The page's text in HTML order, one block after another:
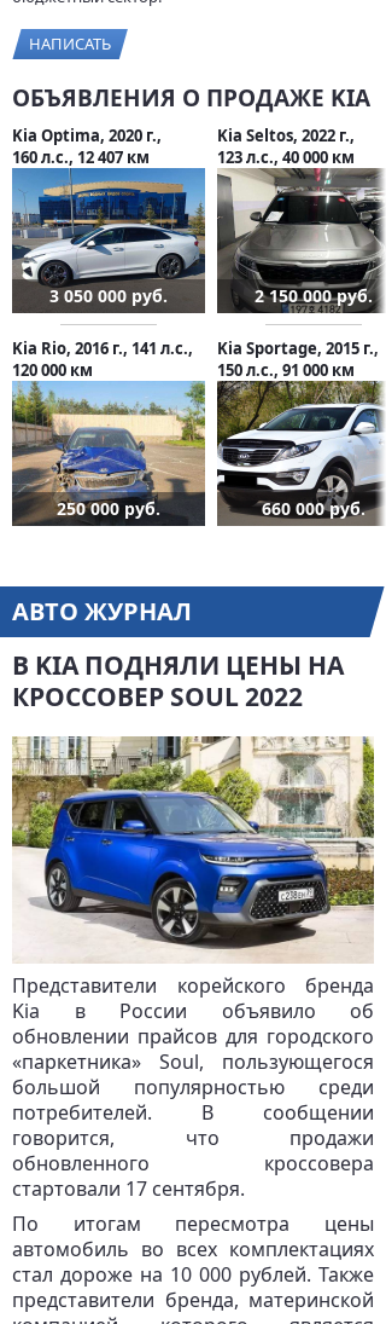
НАПИСАТЬ
ОБЪЯВЛЕНИЯ О ПРОДАЖЕ KIA
Kia Optima, 2020 г.,
160 л.с., 12 407 км
3 050 000 руб.
Kia Seltos, 2022 г.,
123 л.с., 40 000 км
2 150 000 руб.
Kia Rio, 2016 г., 141 л.с.,
120 000 км
250 000 руб.
Kia Sportage, 2015 г.,
150 л.с., 91 000 км
660 000 руб.
АВТО ЖУРНАЛ
В KIA ПОДНЯЛИ ЦЕНЫ НА
КРОССОВЕР SOUL 2022
Представители корейского бренда
Kia в России объявило об
обновлении прайсов для городского
«паркетника» Soul, пользующегося
большой популярностью среди
потребителей. В сообщении
говорится, что продажи
обновленного кроссовера
стартовали 17 сентября.
По итогам пересмотра цены
автомобиль во всех комплектациях
стал дороже на 10 000 рублей. Также
представители бренда, материнской